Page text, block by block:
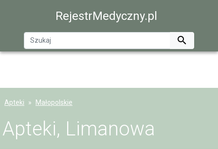
RejestrMedyczny.pl

Apteki Małopolskie
Apteki, Limanowa